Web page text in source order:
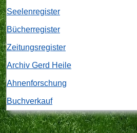
Seelenregister
Bücherregister
Zeitungsregister
Archiv Gerd Heile
Ahnenforschung
Buchverkauf